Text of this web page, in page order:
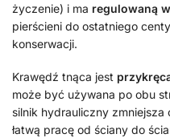
życzenie) i ma regulowaną
pierścieni do ostatniego
konserwacji.
Krawędź tnąca jest
może być używana po obu
silnik hydrauliczny
łatwą pracę od ściany do